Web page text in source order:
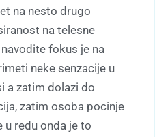
na nesto drugo
na telesne
fokus je na
neke senzacije u
a zatim dolazi do
zatim osoba pocinje
u redu onda je to